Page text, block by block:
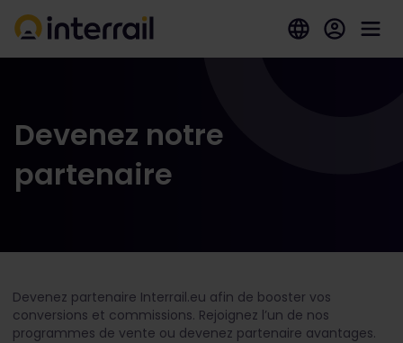
Devenez notre
partenaire
Devenez partenaire Interrail.eu afin de booster vos
conversions et commissions. Rejoignez l’un de nos
programmes de vente ou devenez partenaire avantages.